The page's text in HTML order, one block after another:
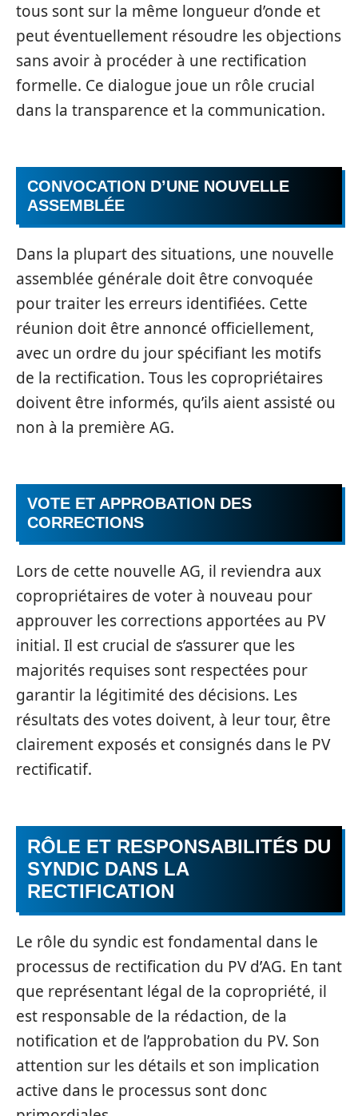
tous sont sur la même longueur d’onde et
peut éventuellement résoudre les objections
sans avoir à procéder à une rectification
formelle. Ce dialogue joue un rôle crucial
dans la transparence et la communication.
CONVOCATION D’UNE NOUVELLE
ASSEMBLÉE
Dans la plupart des situations, une nouvelle
assemblée générale doit être convoquée
pour traiter les erreurs identifiées. Cette
réunion doit être annoncé officiellement,
avec un ordre du jour spécifiant les motifs
de la rectification. Tous les copropriétaires
doivent être informés, qu’ils aient assisté ou
non à la première AG.
VOTE ET APPROBATION DES
CORRECTIONS
Lors de cette nouvelle AG, il reviendra aux
copropriétaires de voter à nouveau pour
approuver les corrections apportées au PV
initial. Il est crucial de s’assurer que les
majorités requises sont respectées pour
garantir la légitimité des décisions. Les
résultats des votes doivent, à leur tour, être
clairement exposés et consignés dans le PV
rectificatif.
RÔLE ET RESPONSABILITÉS DU
SYNDIC DANS LA
RECTIFICATION
Le rôle du syndic est fondamental dans le
processus de rectification du PV d’AG. En tant
que représentant légal de la copropriété, il
est responsable de la rédaction, de la
notification et de l’approbation du PV. Son
attention sur les détails et son implication
active dans le processus sont donc